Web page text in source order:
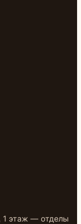
1 этаж — отделы